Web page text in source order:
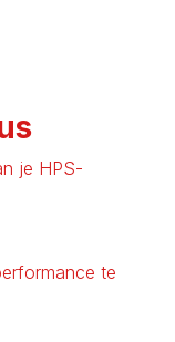
je HPS-
te